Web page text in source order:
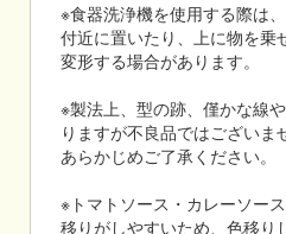
※食器洗浄機を使用する際は
付近に置いたり、上に物を乗
変形する場合があります。
※製法上、型の跡、僅かな線
りますが不良品ではございま
あらかじめご了承ください。
※トマトソース・カレーソー
移りがしやすいため、色移り